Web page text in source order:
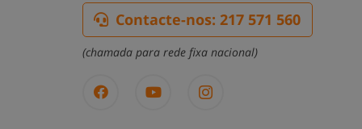
Contacte-nos: 217 571 560
(chamada para rede fixa nacional)